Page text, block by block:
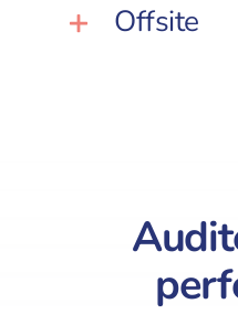
Offsite